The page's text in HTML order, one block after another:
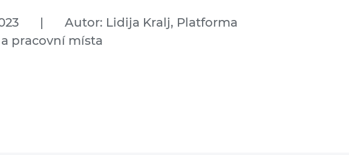
|
Autor: Lidija Kralj, Platforma
pracovní místa